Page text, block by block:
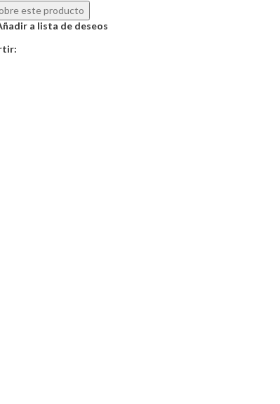
este producto
a lista de deseos